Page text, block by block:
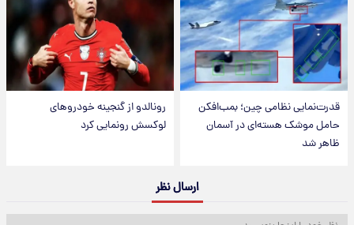
قدرت‌نمایی نظامی چین؛ بمب‌افکن
حامل موشک هسته‌ای در آسمان
ظاهر شد
رونالدو از گنجینه خودروهای
لوکسش رونمایی کرد
ارسال نظر